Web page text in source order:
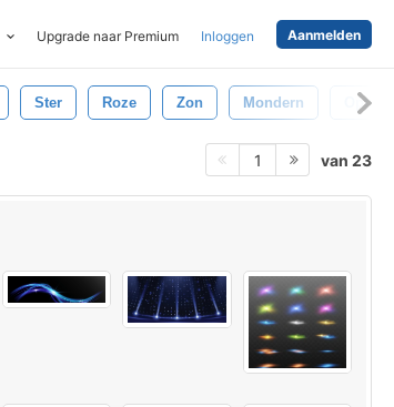
Upgrade naar Premium Inloggen Aanmelden
Ster Roze Zon Mondern
1 van 23